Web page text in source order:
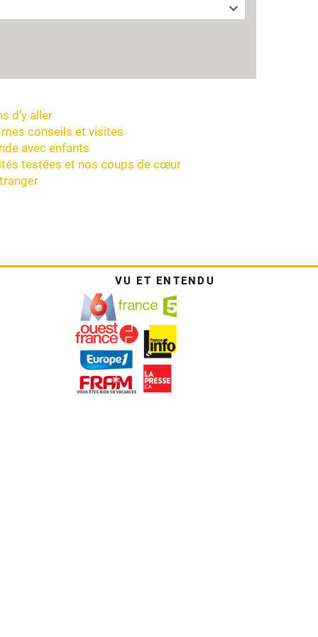
d’y aller
conseils et visites
avec enfants
testées et nos coups de cœur
VU ET ENTENDU